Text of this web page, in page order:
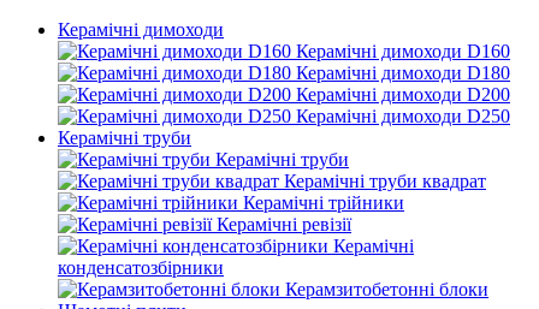
Керамічні димоходи
Керамічні димоходи D160
Керамічні димоходи D180
Керамічні димоходи D200
Керамічні димоходи D250
Керамічні труби
Керамічні труби
Керамічні труби квадрат
Керамічні трійники
Керамічні ревізії
Керамічні
конденсатозбірники
Керамзитобетонні блоки